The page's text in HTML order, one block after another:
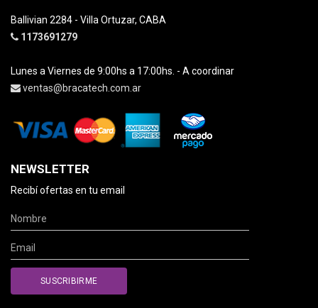
Ballivian 2284 - Villa Ortuzar, CABA
1173691279
Lunes a Viernes de 9:00hs a 17:00hs. - A coordinar
ventas@bracatech.com.ar
NEWSLETTER
Recibí ofertas en tu email